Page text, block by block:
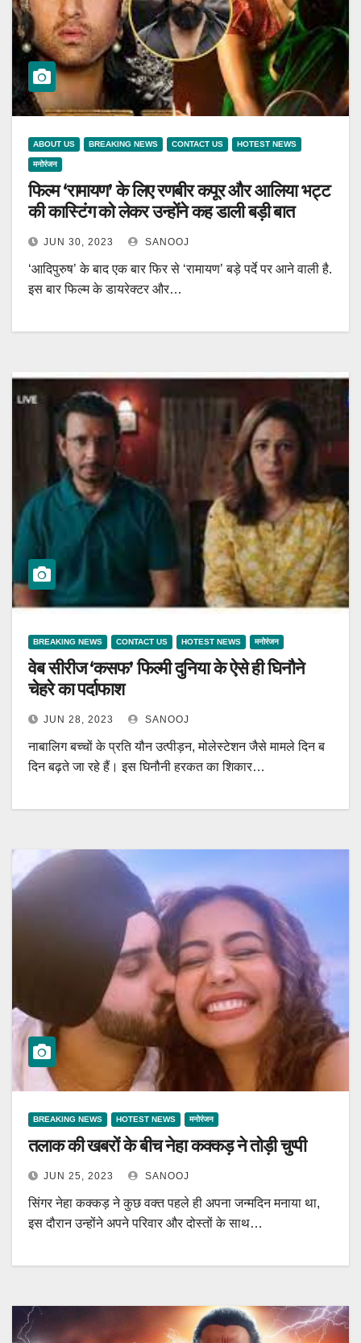
ABOUT US BREAKING NEWS CONTACT US HOTEST NEWS
मनोरंजन
फिल्म ‘रामायण’ के लिए रणबीर कपूर और आलिया भट्ट
की कास्टिंग को लेकर उन्होंने कह डाली बड़ी बात
JUN 30, 2023 SANOOJ
‘आदिपुरुष’ के बाद एक बार फिर से ‘रामायण’ बड़े पर्दे पर आने वाली है.
इस बार फिल्म के डायरेक्टर और…
BREAKING NEWS CONTACT US HOTEST NEWS मनोरंजन
वेब सीरीज ‘कसफ’ फिल्मी दुनिया के ऐसे ही घिनौने
चेहरे का पर्दाफाश
JUN 28, 2023 SANOOJ
नाबालिग बच्चों के प्रति यौन उत्पीड़न, मोलेस्टेशन जैसे मामले दिन ब
दिन बढ़ते जा रहे हैं। इस घिनौनी हरकत का शिकार…
BREAKING NEWS HOTEST NEWS मनोरंजन
तलाक की खबरों के बीच नेहा कक्कड़ ने तोड़ी चुप्पी
JUN 25, 2023 SANOOJ
सिंगर नेहा कक्कड़ ने कुछ वक्त पहले ही अपना जन्मदिन मनाया था,
इस दौरान उन्होंने अपने परिवार और दोस्तों के साथ…